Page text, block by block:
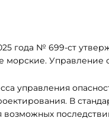
года № 699-ст
Управление
управления
В